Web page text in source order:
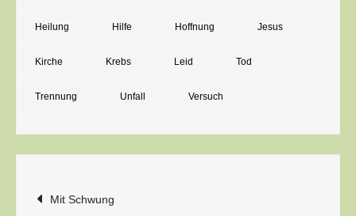
Heilung Hilfe Hoffnung Jesus
Kirche Krebs Leid Tod
Trennung Unfall Versuch
Beitragsnavigation
Mit Schwung